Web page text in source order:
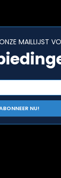
MAILLIJST